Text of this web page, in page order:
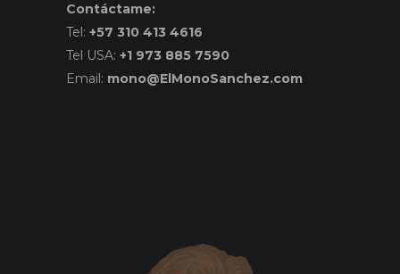
Contáctame:
Tel: +57 310 413 4616
Tel USA: +1 973 885 7590
Email: mono@ElMonoSanchez.com